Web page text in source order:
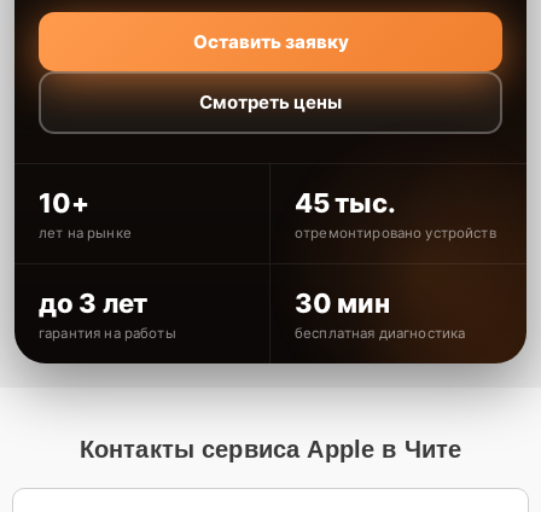
Оставить заявку
Смотреть цены
10+
лет на рынке
45 тыс.
отремонтировано устройств
до 3 лет
гарантия на работы
30 мин
бесплатная диагностика
Контакты сервиса Apple в Чите